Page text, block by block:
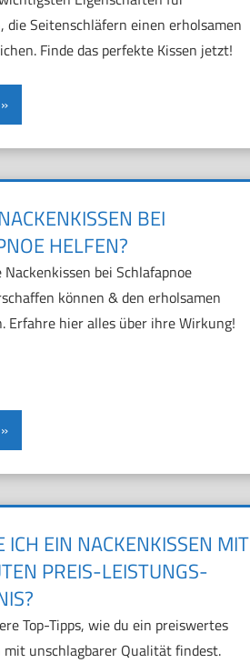
die Seitenschläfern einen erholsamen
Finde das perfekte Kissen jetzt!
BEI
HELFEN?
bei Schlafapnoe
können & den erholsamen
Erfahre hier alles über ihre Wirkung!
ICH EIN NACKENKISSEN MIT
PREIS-LEISTUNGS-
Top-Tipps, wie du ein preiswertes
mit unschlagbarer Qualität findest.